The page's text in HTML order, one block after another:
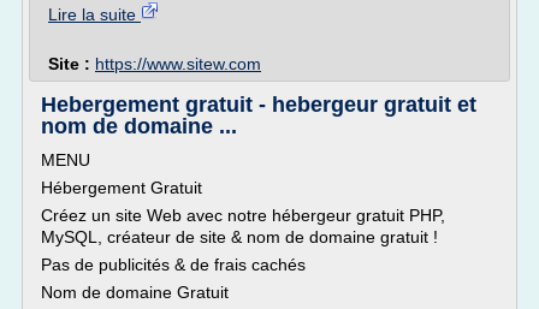
Lire la suite
Site : https://www.sitew.com
Hebergement gratuit - hebergeur gratuit et
nom de domaine ...
MENU
Hébergement Gratuit
Créez un site Web avec notre hébergeur gratuit PHP,
MySQL, créateur de site & nom de domaine gratuit !
Pas de publicités & de frais cachés
Nom de domaine Gratuit